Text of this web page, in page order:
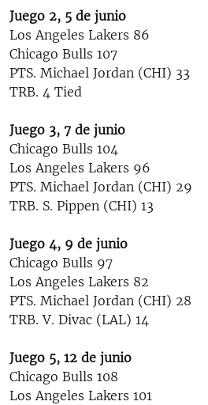
Juego 2, 5 de junio
Los Angeles Lakers 86
Chicago Bulls 107
PTS. Michael Jordan (CHI) 33
TRB. 4 Tied
Juego 3, 7 de junio
Chicago Bulls 104
Los Angeles Lakers 96
PTS. Michael Jordan (CHI) 29
TRB. S. Pippen (CHI) 13
Juego 4, 9 de junio
Chicago Bulls 97
Los Angeles Lakers 82
PTS. Michael Jordan (CHI) 28
TRB. V. Divac (LAL) 14
Juego 5, 12 de junio
Chicago Bulls 108
Los Angeles Lakers 101